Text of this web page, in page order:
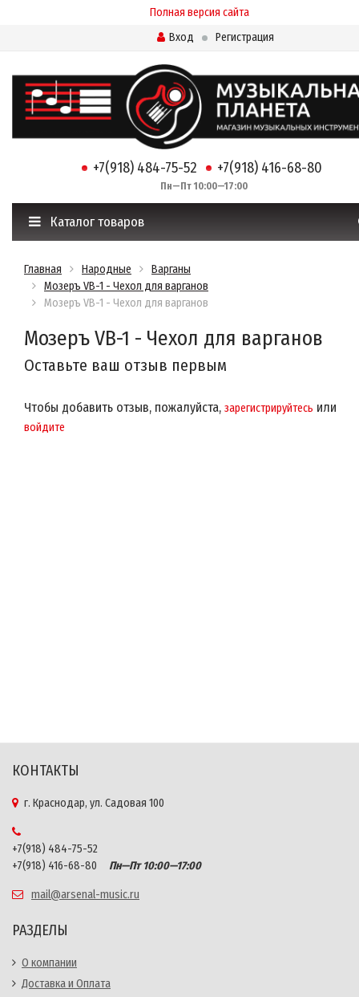
Полная версия сайта
Вход
Регистрация
+7(918) 484-75-52 +7(918) 416-68-80
Пн—Пт 10:00—17:00
Каталог товаров
Главная Народные
Варганы
Мозеръ VB-1 - Чехол для варганов
Мозеръ VB-1 - Чехол для варганов
Мозеръ VB-1 - Чехол для варганов
Оставьте ваш отзыв первым
Чтобы добавить отзыв, пожалуйста, зарегистрируйтесь или
войдите
КОНТАКТЫ
г. Краснодар, ул. Садовая 100
+7(918) 484-75-52
+7(918) 416-68-80
Пн—Пт 10:00—17:00
mail@arsenal-music.ru
РАЗДЕЛЫ
О компании
Доставка и Оплата